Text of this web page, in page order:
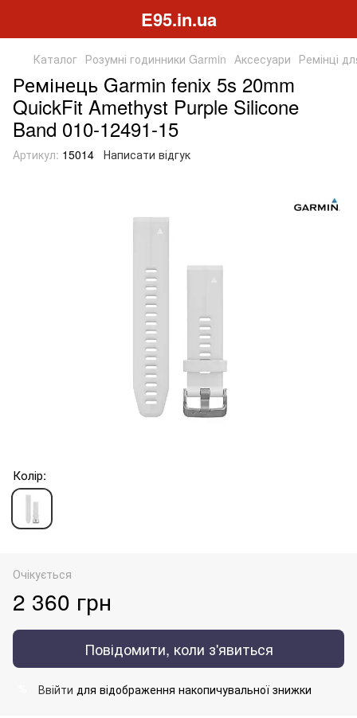
E95.in.ua
Каталог Розумні годинники Garmin Аксесуари Ремінці
Ремінець Garmin fenix 5s 20mm
QuickFit Amethyst Purple Silicone
Band 010-12491-15
Артикул: 15014 Написати відгук
Колір:
Очікується
2 360 грн
Повідомити, коли з'явиться
Ввійти для відображення накопичувальної знижки